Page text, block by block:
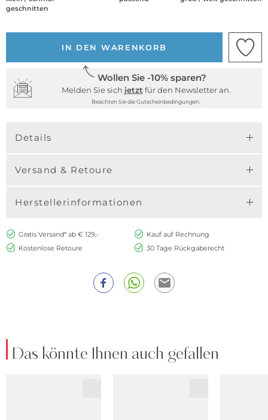
geschnitten
IN DEN WARENKORB
Wollen Sie -10% sparen?
Melden Sie sich jetzt für den Newsletter an.
Beachten Sie die Gutscheinbedingungen.
Details
Versand & Retoure
Herstellerinformationen
Gratis Versand* ab € 129,-
Kauf auf Rechnung
Kostenlose Retoure
30 Tage Rückgaberecht
Das könnte Ihnen auch gefallen